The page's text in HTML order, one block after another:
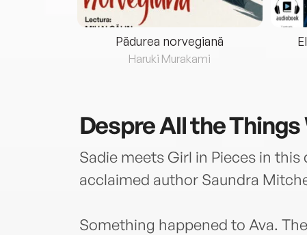
Pădurea norvegiană
Haruki Murakami
DespreAll the Things
Sadie meets Girl in Pieces in
acclaimed author Saundra
Something happened to Ava.